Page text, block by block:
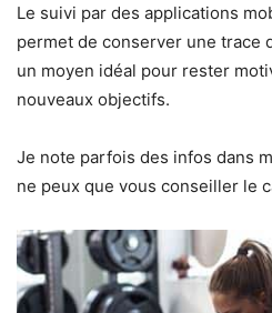
Le suivi par des applications
permet de conserver une trace
un moyen idéal pour rester
nouveaux objectifs.
Je note parfois des infos dans
ne peux que vous conseiller le